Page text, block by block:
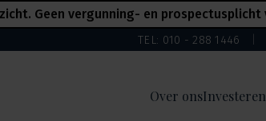
TEL: 010 - 288 1446
Over onsInvesteren
Geen vergunning- en